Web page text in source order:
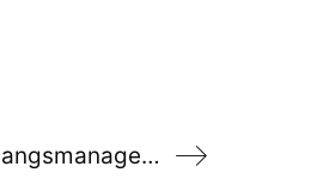
Junge Menschen stärken: Keine Kürzungen beim Übergangsmanagement Schule und Beruf